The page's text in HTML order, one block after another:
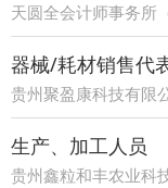
天圆全会计师事务所
分所
器械/耗材销售代
贵州聚盈康科技有限
生产、加工人员
贵州鑫粒和丰农业科